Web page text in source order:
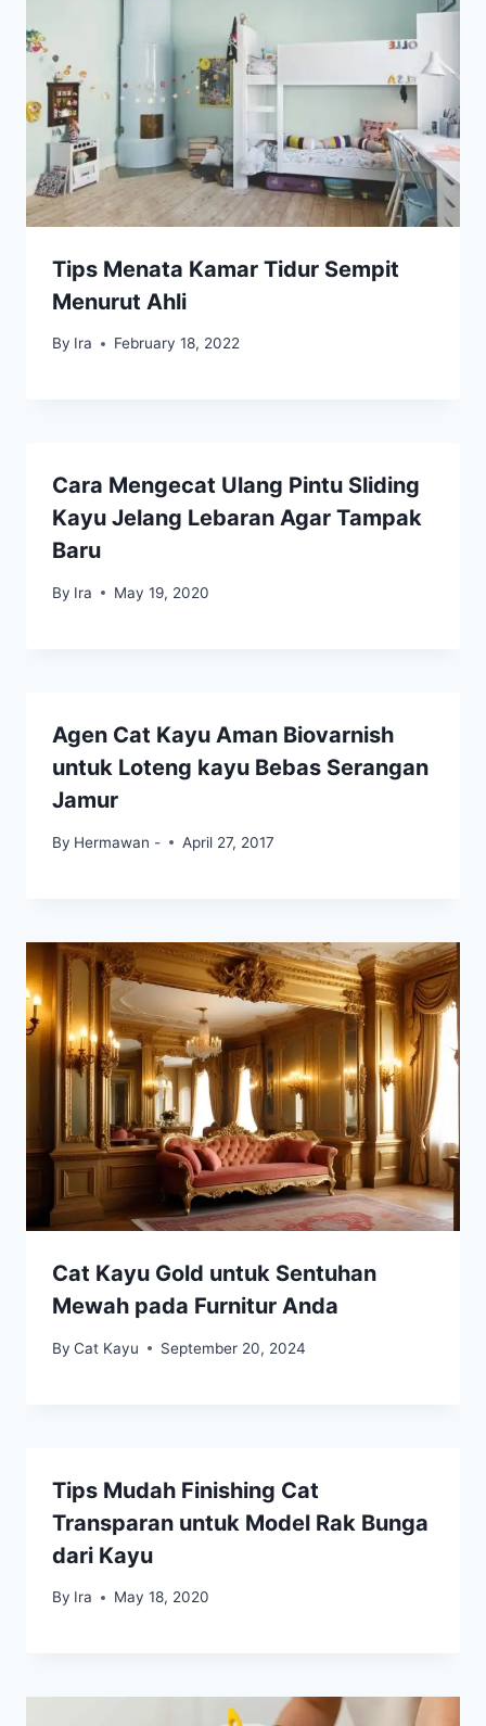
Tips Menata Kamar Tidur Sempit
Menurut Ahli
By Ira February 18, 2022
Cara Mengecat Ulang Pintu Sliding
Kayu Jelang Lebaran Agar Tampak
Baru
By Ira May 19, 2020
Agen Cat Kayu Aman Biovarnish
untuk Loteng kayu Bebas Serangan
Jamur
By Hermawan - April 27, 2017
Cat Kayu Gold untuk Sentuhan
Mewah pada Furnitur Anda
By Cat Kayu September 20, 2024
Tips Mudah Finishing Cat
Transparan untuk Model Rak Bunga
dari Kayu
By Ira May 18, 2020